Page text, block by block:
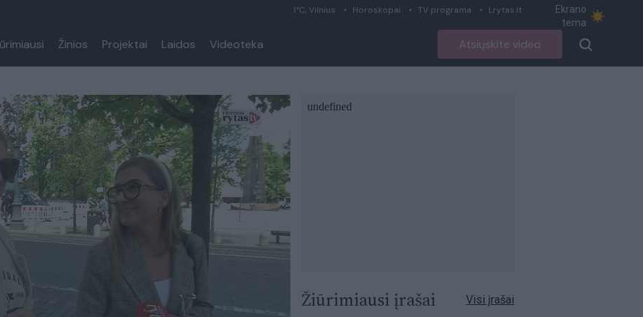
1°C, Vilnius Horoskopai TV programa Lrytas.lt
Ekrano
tema
Žinios Projektai Laidos Videoteka Atsiųskite video
Žiūrimiausi įrašai Visi įrašai